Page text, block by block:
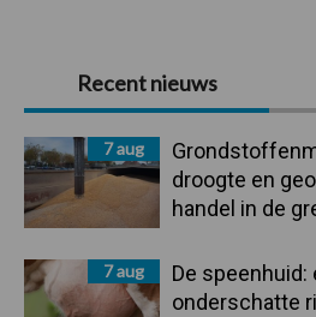
Primaire
Sidebar
Recent nieuws
7 aug
droogte en
handel in de
7 aug
De speenhuid:
onderschatte